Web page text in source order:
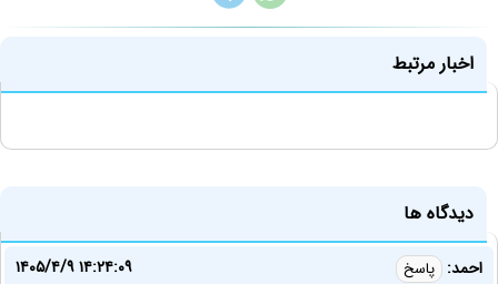
اخبار مرتبط
دیدگاه ها
احمد: پاسخ
۱۴۰۵/۴/۹ ۱۴:۲۴:۰۹